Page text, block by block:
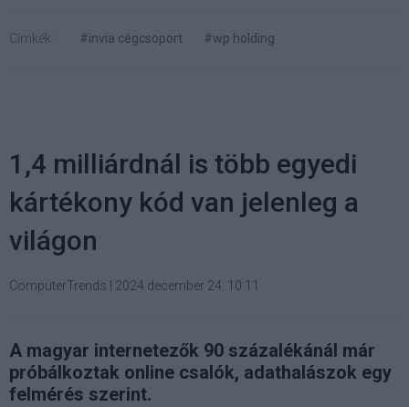
Címkék: #invia cégcsoport #wp holding
1,4 milliárdnál is több egyedi
kártékony kód van jelenleg a
világon
ComputerTrends 2024 december 24. 10:11
A magyar internetezők 90 százalékánál már
próbálkoztak online csalók, adathalászok egy
felmérés szerint.